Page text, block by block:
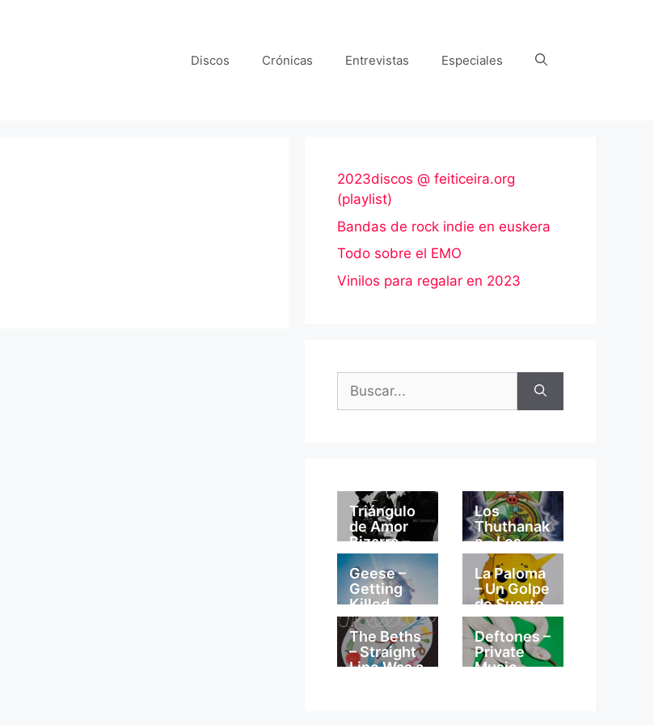
Discos Crónicas Entrevistas Especiales
2023discos @ feiticeira.org
(playlist)
Bandas de rock indie en euskera
Todo sobre el EMO
Vinilos para regalar en 2023
Triángulo
de Amor
Bizarro –
Mi
Catedral
Los
Thuthanak
a – Los
Thuthanak
a
Geese –
Getting
Killed
La Paloma
– Un Golpe
de Suerte
The Beths
– Straight
Line Was a
Deftones –
Private
Music